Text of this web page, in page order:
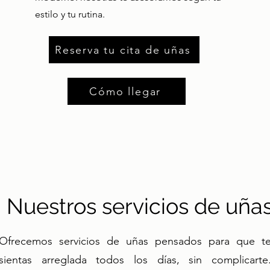
estilo y tu rutina.
Reserva tu cita de uñas
Cómo llegar
Nuestros servicios de
Ofrecemos servicios de uñas pensados para que
arreglada todos los días, sin